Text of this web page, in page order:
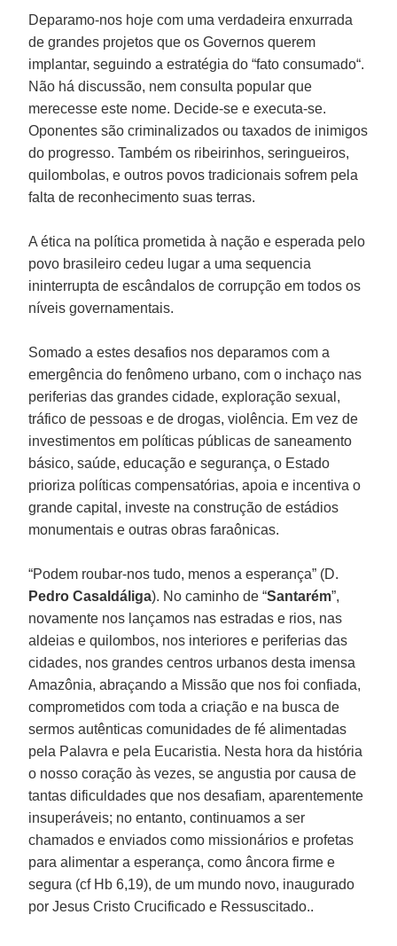
Deparamo-nos hoje com uma verdadeira enxurrada
de grandes projetos que os Governos querem
implantar, seguindo a estratégia do “fato consumado“.
Não há discussão, nem consulta popular que
merecesse este nome. Decide-se e executa-se.
Oponentes são criminalizados ou taxados de inimigos
do progresso. Também os ribeirinhos, seringueiros,
quilombolas, e outros povos tradicionais sofrem pela
falta de reconhecimento suas terras.
A ética na política prometida à nação e esperada pelo
povo brasileiro cedeu lugar a uma sequencia
ininterrupta de escândalos de corrupção em todos os
níveis governamentais.
Somado a estes desafios nos deparamos com a
emergência do fenômeno urbano, com o inchaço nas
periferias das grandes cidade, exploração sexual,
tráfico de pessoas e de drogas, violência. Em vez de
investimentos em políticas públicas de saneamento
básico, saúde, educação e segurança, o Estado
prioriza políticas compensatórias, apoia e incentiva o
grande capital, investe na construção de estádios
monumentais e outras obras faraônicas.
“Podem roubar-nos tudo, menos a esperança” (D.
Pedro Casaldáliga). No caminho de “Santarém”,
novamente nos lançamos nas estradas e rios, nas
aldeias e quilombos, nos interiores e periferias das
cidades, nos grandes centros urbanos desta imensa
Amazônia, abraçando a Missão que nos foi confiada,
comprometidos com toda a criação e na busca de
sermos autênticas comunidades de fé alimentadas
pela Palavra e pela Eucaristia. Nesta hora da história
o nosso coração às vezes, se angustia por causa de
tantas dificuldades que nos desafiam, aparentemente
insuperáveis; no entanto, continuamos a ser
chamados e enviados como missionários e profetas
para alimentar a esperança, como âncora firme e
segura (cf Hb 6,19), de um mundo novo, inaugurado
por Jesus Cristo Crucificado e Ressuscitado..